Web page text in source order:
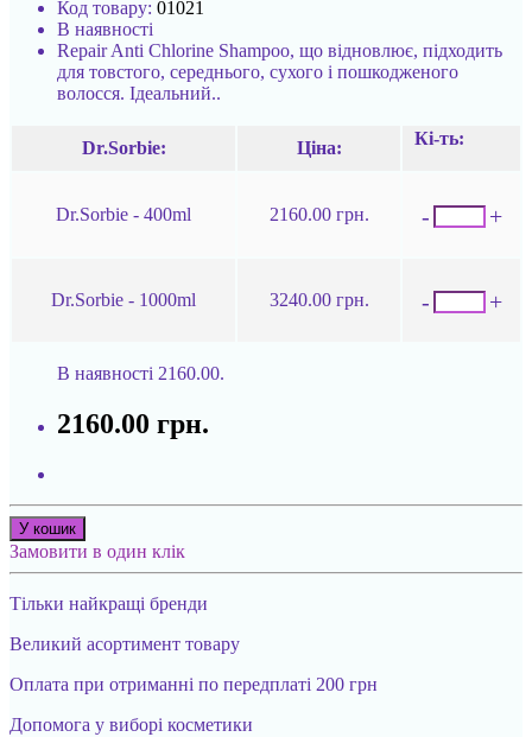
Код товару: 01021
В наявності
Repair Anti Chlorine Shampoo, що відновлює, підходить
для товстого, середнього, сухого і пошкодженого
волосся. Ідеальний..
Dr.Sorbie: Ціна:
Кі-ть:
Dr.Sorbie - 400ml 2160.00 грн. - +
Dr.Sorbie - 1000ml 3240.00 грн. - +
В наявності 2160.00.
2160.00 грн.
У кошик
Замовити в один клік
Тільки найкращі бренди
Великий асортимент товару
Оплата при отриманні по передплаті 200 грн
Допомога у виборі косметики